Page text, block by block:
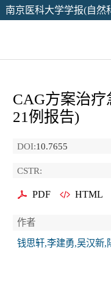
南京医科大学学报(自然
CAG方案治
21例报告)
DOI:10.7655
CSTR:
PDF HTML
作者
钱思轩,李建勇,吴汉新,